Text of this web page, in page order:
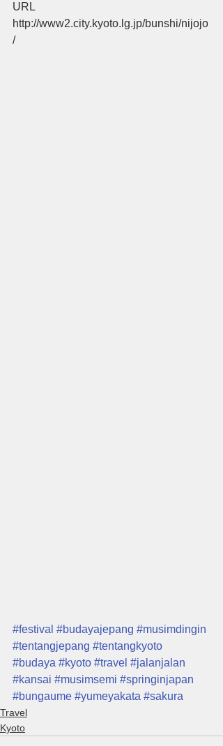
URL
http://www2.city.kyoto.lg.jp/bunshi/nijojo
/
#festival #budayajepang #musimdingin
#tentangjepang #tentangkyoto
#budaya #kyoto #travel #jalanjalan
#kansai #musimsemi #springinjapan
#bungaume #yumeyakata #sakura
Travel
Kyoto